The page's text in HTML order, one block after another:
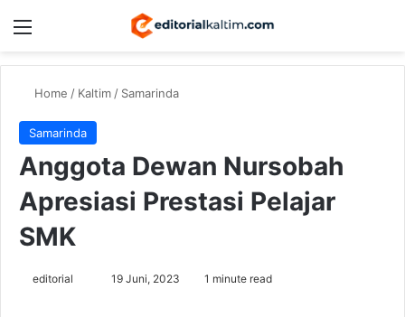
Menu
Home / Kaltim/ Samarinda
Samarinda
Anggota Dewan Nursobah
Apresiasi Prestasi Pelajar
SMK
editorial
Send19 Juni, 2023 1 minute read